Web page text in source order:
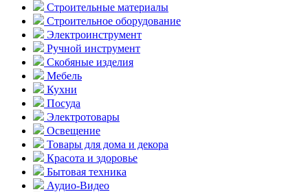
Строительные материалы
Строительное оборудование
Электроинструмент
Ручной инструмент
Скобяные изделия
Мебель
Кухни
Посуда
Электротовары
Освещение
Товары для дома и декора
Красота и здоровье
Бытовая техника
Аудио-Видео